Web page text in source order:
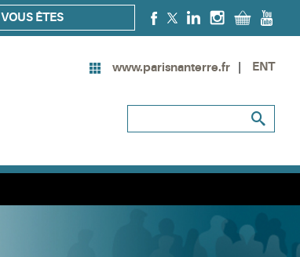
VOUS ÊTES
www.parisnanterre.fr ENT